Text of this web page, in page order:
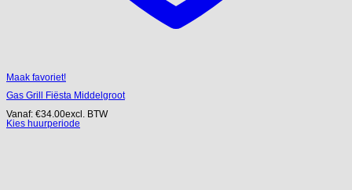
Maak favoriet!
Gas Grill Fiësta Middelgroot
Vanaf: €34.00excl. BTW
Kies huurperiode